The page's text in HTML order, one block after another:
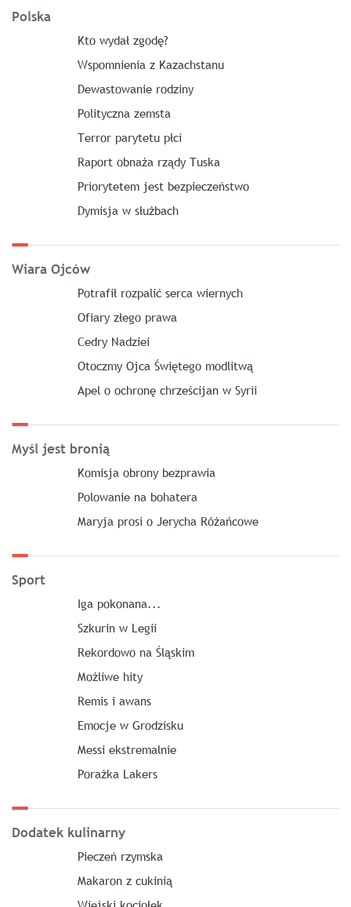
Polska
Kto wydał zgodę?
Wspomnienia z Kazachstanu
Dewastowanie rodziny
Polityczna zemsta
Terror parytetu płci
Raport obnaża rządy Tuska
Priorytetem jest bezpieczeństwo
Dymisja w służbach
Wiara Ojców
Potrafił rozpalić serca wiernych
Ofiary złego prawa
Cedry Nadziei
Otoczmy Ojca Świętego modlitwą
Apel o ochronę chrześcijan w Syrii
Myśl jest bronią
Komisja obrony bezprawia
Polowanie na bohatera
Maryja prosi o Jerycha Różańcowe
Sport
Iga pokonana...
Szkurin w Legii
Rekordowo na Śląskim
Możliwe hity
Remis i awans
Emocje w Grodzisku
Messi ekstremalnie
Porażka Lakers
Dodatek kulinarny
Pieczeń rzymska
Makaron z cukinią